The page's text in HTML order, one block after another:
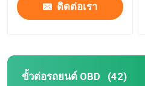
ติดต่อเรา
ขั้วต่อรถยนต์ OBD (42)